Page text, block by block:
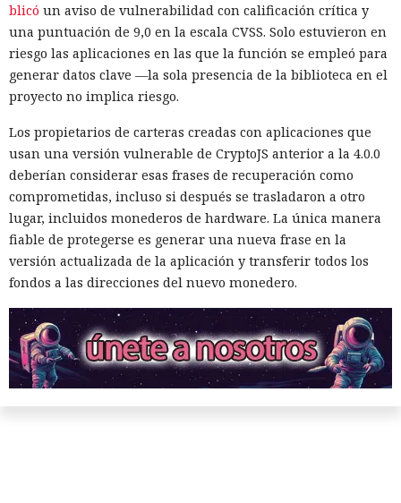
blicó un aviso de vulnerabilidad con calificación crítica y
una puntuación de 9,0 en la escala CVSS. Solo estuvieron en
riesgo las aplicaciones en las que la función se empleó para
generar datos clave —la sola presencia de la biblioteca en el
proyecto no implica riesgo.
Los propietarios de carteras creadas con aplicaciones que
usan una versión vulnerable de CryptoJS anterior a la 4.0.0
deberían considerar esas frases de recuperación como
comprometidas, incluso si después se trasladaron a otro
lugar, incluidos monederos de hardware. La única manera
fiable de protegerse es generar una nueva frase en la
versión actualizada de la aplicación y transferir todos los
fondos a las direcciones del nuevo monedero.